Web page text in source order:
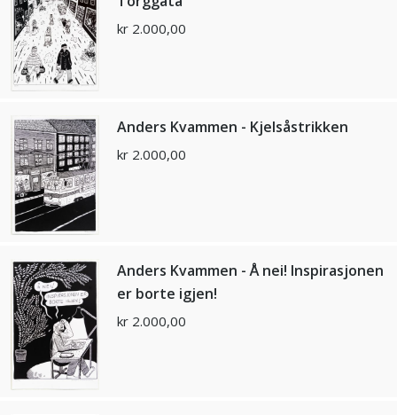
kr 2.000,00
Anders Kvammen - Kjelsåstrikken
kr 2.000,00
Anders Kvammen - Å nei! Inspirasjonen
er borte igjen!
kr 2.000,00